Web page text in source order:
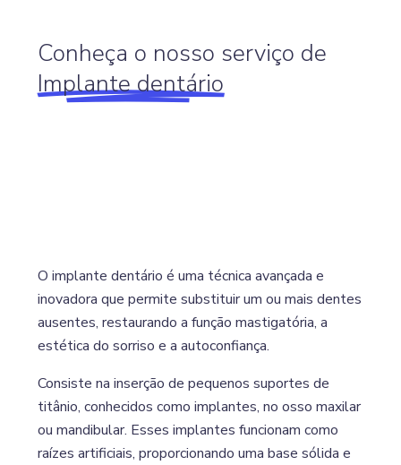
Conheça o nosso serviço de
Implante dentário
O implante dentário é uma técnica avançada e
inovadora que permite substituir um ou mais dentes
ausentes, restaurando a função mastigatória, a
estética do sorriso e a autoconfiança.
Consiste na inserção de pequenos suportes de
titânio, conhecidos como implantes, no osso maxilar
ou mandibular. Esses implantes funcionam como
raízes artificiais, proporcionando uma base sólida e